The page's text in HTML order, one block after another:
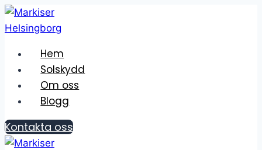
Skip
to
Hem
Solskydd
Om oss
Blogg
Kontakta oss